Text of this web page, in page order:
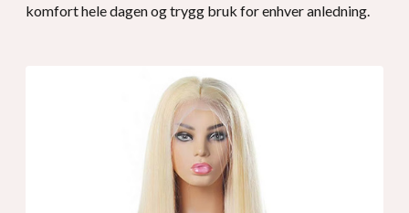
komfort hele dagen og trygg bruk for enhver anledning.